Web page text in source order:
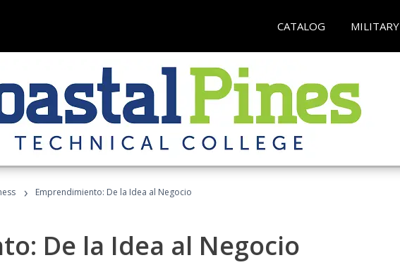
CATALOG MILITARY
› Emprendimiento: De la Idea al Negocio
De la Idea al Negocio